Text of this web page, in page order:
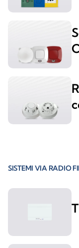
SISTEMI VIA RADIO